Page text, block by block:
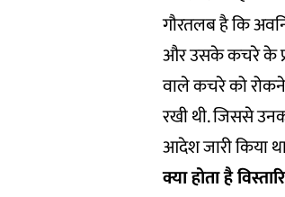
गौरतलब है कि
और उसके कचरे के
वाले कचरे को रोकने
रखी थी. जिससे
आदेश जारी किया
क्या होता है